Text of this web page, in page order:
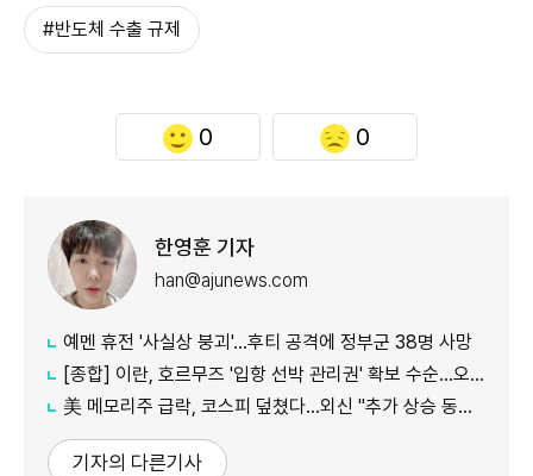
#반도체 수출 규제
0 0
한영훈 기자
han@ajunews.com
예멘 휴전 '사실상 붕괴'…후티 공격에 정부군 38명 사망
[종합] 이란, 호르무즈 '입항 선박 관리권' 확보 수순…오만과 새 항로 합의
美 메모리주 급락, 코스피 덮쳤다…외신 "추가 상승 동력 의문"
기자의 다른기사